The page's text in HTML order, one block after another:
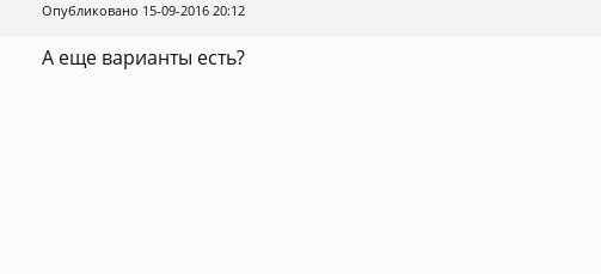
Опубликовано 15-09-2016 20:12
А еще варианты есть?